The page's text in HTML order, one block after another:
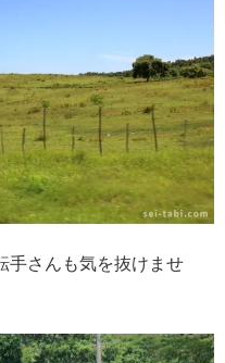
手さんも気を抜けませ